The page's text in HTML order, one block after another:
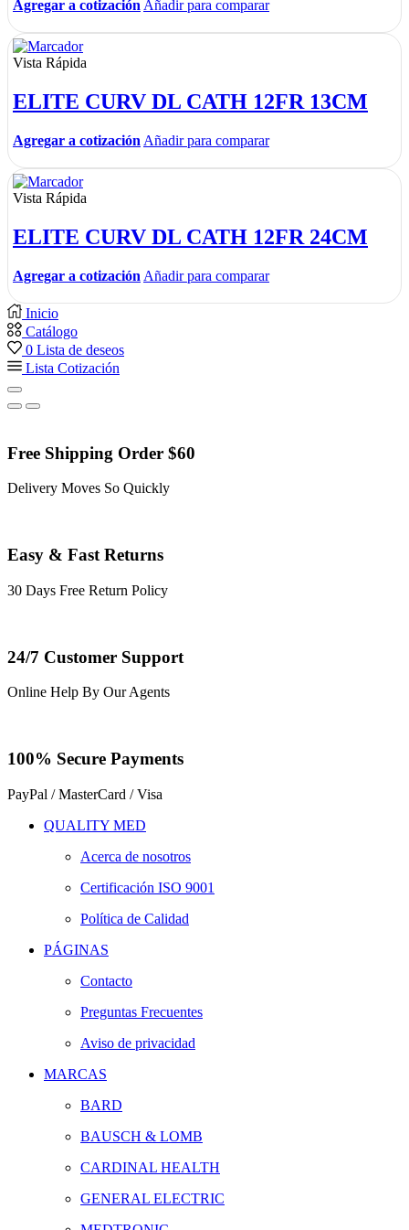
Agregar a cotización Añadir para comparar
Vista Rápida
ELITE CURV DL CATH 12FR 13CM
Agregar a cotización Añadir para comparar
Vista Rápida
ELITE CURV DL CATH 12FR 24CM
Agregar a cotización Añadir para comparar
Inicio
Catálogo
0 Lista de deseos
Lista Cotización
Free Shipping Order $60
Delivery Moves So Quickly
Easy & Fast Returns
30 Days Free Return Policy
24/7 Customer Support
Online Help By Our Agents
100% Secure Payments
PayPal / MasterCard / Visa
QUALITY MED
Acerca de nosotros
Certificación ISO 9001
Política de Calidad
PÁGINAS
Contacto
Preguntas Frecuentes
Aviso de privacidad
MARCAS
BARD
BAUSCH & LOMB
CARDINAL HEALTH
GENERAL ELECTRIC